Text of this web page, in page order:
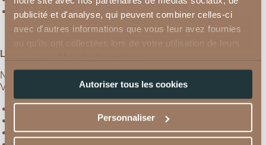
publicité et d'analyse, qui peuvent combiner celles-ci
avec d'autres informations que vous leur avez fournies
ou qu'ils ont collectées lors de votre utilisation de leurs
Autoriser tous les cookies
Personnaliser
Et bien plus encore…
L’après-midi :
Nous vous proposons un buffet "Bien-être &
Vitalité" !
Café, thés et tisanes, boissons sans alcool
Salades croquantes
Délicieuses soupes